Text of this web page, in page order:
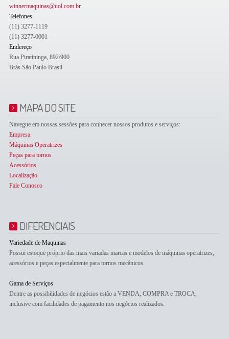
winnermaquinas@uol.com.br
Telefones
(11) 3277-1119
(11) 3277-0001
Endereço
Rua Piratininga, 892/900
Brás São Paulo Brasil
MAPA DO SITE
Navegue em nossas sessões para conhecer nossos produtos e serviços:
Empresa
Máquinas Operatrizes
Peças para tornos
Acessórios
Localização
Fale Conosco
DIFERENCIAIS
Variedade de Maquinas
Possui estoque próprio das mais variadas marcas e modelos de máquinas operatrizes,
acessórios e peças especialmente para tornos mecânicos.
Gama de Serviços
Dentre as possibilidades de negócios estão a VENDA, COMPRA e TROCA,
inclusive com facilidades de pagamento nos negócios realizados.